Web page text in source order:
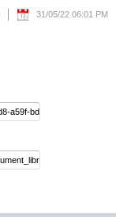
31/05/22 06:01 PM